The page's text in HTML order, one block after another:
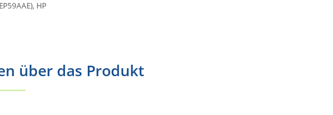
HP
über das Produkt